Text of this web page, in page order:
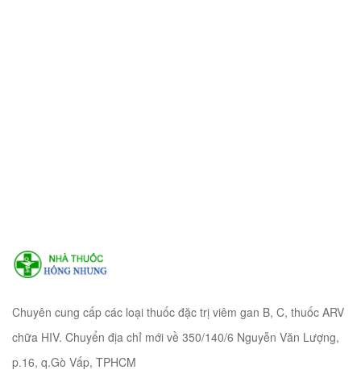
Chuyên cung cấp các loại thuốc đặc trị viêm gan B, C, thuốc ARV
chữa HIV. Chuyển địa chỉ mới về 350/140/6 Nguyễn Văn Lượng,
p.16, q.Gò Vấp, TPHCM